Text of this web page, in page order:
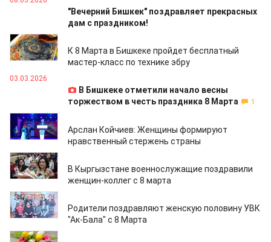
"Вечерний Бишкек" поздравляет прекрасных
дам с праздником!
06.03.2026
К 8 Марта в Бишкеке пройдет бесплатный
мастер-класс по технике эбру
03.03.2026
В Бишкеке отметили начало весны
торжеством в честь праздника 8 Марта
1
27.02.2026
Арслан Койчиев: Женщины формируют
нравственный стержень страны
09.03.2025
В Кыргызстане военнослужащие поздравили
женщин-коллег с 8 марта
08.03.2025
Родители поздравляют женскую половину УВК
"Ак-Бала" с 8 Марта
08.03.2025